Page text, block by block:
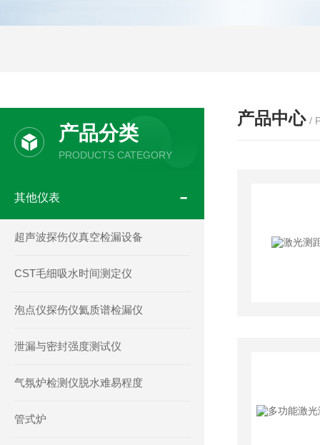
产品分类
PRODUCTS CATEGORY
其他仪表
超声波探伤仪真空检漏设备
CST毛细吸水时间测定仪
泡点仪探伤仪氦质谱检漏仪
泄漏与密封强度测试仪
气氛炉检测仪脱水难易程度
管式炉
产品中心 /